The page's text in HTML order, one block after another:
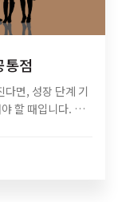
통점
다면, 성장 단계 기
할 때입니다. 티